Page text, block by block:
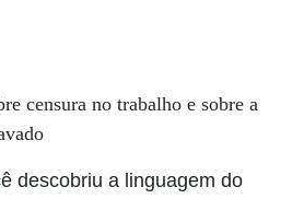
censura no trabalho e sobre a
descobriu a linguagem do